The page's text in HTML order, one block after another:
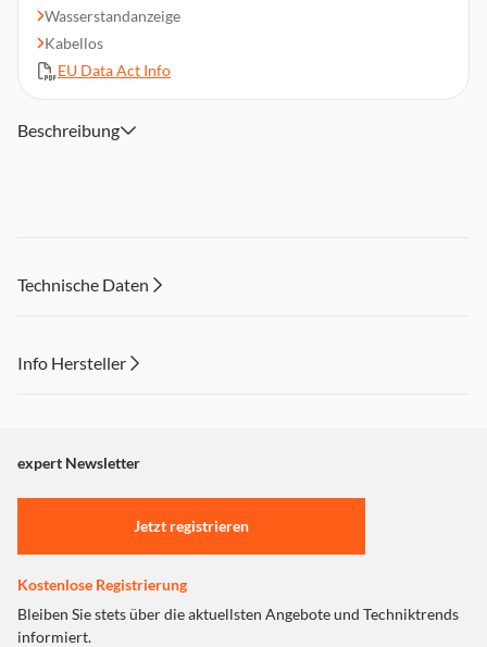
Wasserstandanzeige
Kabellos
EU Data Act Info
Beschreibung
Technische Daten
Info Hersteller
"Marketing".
Einstellungen anpassen
expert Newsletter
Jetzt registrieren
Kostenlose Registrierung
Bleiben Sie stets über die aktuellsten Angebote und Techniktrends
informiert.